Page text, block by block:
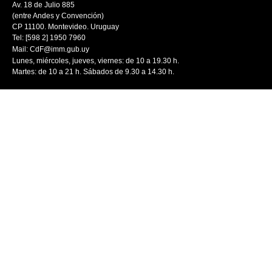
Av. 18 de Julio 885
(entre Andes y Convención)
CP 11100. Montevideo. Uruguay
Tel: [598 2] 1950 7960
Mail: CdF@imm.gub.uy
Lunes, miércoles, jueves, viernes: de 10 a 19.30 h.
Martes: de 10 a 21 h. Sábados de 9.30 a 14.30 h.